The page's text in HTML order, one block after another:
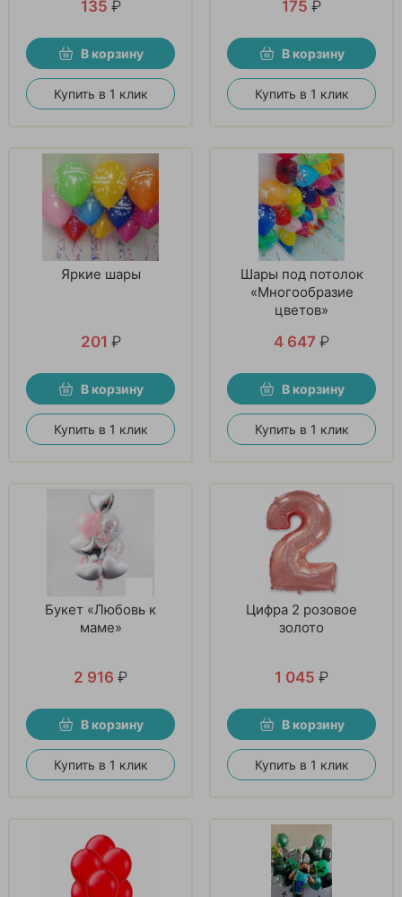
135 ₽
В корзину
Купить в 1 клик
175 ₽
В корзину
Купить в 1 клик
Яркие шары
201 ₽
В корзину
Купить в 1 клик
Шары под потолок
«Многообразие
цветов»
4 647 ₽
В корзину
Купить в 1 клик
Букет «Любовь к
маме»
2 916 ₽
В корзину
Купить в 1 клик
Цифра 2 розовое
золото
1 045 ₽
В корзину
Купить в 1 клик